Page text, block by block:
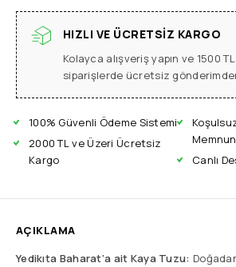
HIZLI VE ÜCRETSIZ KARGO
Kolayca alışveriş yapın ve 1500
siparişlerde ücretsiz
100% Güvenli Ödeme Sistemi
2000 TL ve Üzeri Ücretsiz
Kargo
Canlı
AÇIKLAMA
Yedikıta Baharat’a ait Kaya Tuzu: